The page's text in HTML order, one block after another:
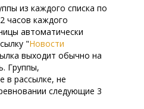
из каждого списка по
часов каждого
автоматически
"Новости
выходит обычно на
Группы,
в рассылке, не
следующие 3